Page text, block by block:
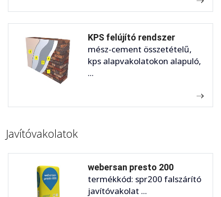
KPS felújító rendszer
mész-cement összetételű,
kps alapvakolatokon alapuló,
...
Javítóvakolatok
webersan presto 200
termékkód: spr200 falszárító
javítóvakolat ...